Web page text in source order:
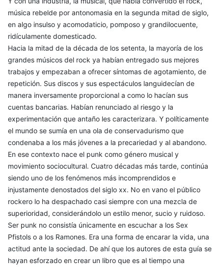
música rebelde por antonomasia en la segunda mitad de siglo,
en algo insulso y acomodaticio, pomposo y grandilocuente,
ridículamente domesticado.
Hacia la mitad de la década de los setenta, la mayoría de los
grandes músicos del rock ya habían entregado sus mejores
trabajos y empezaban a ofrecer síntomas de agotamiento, de
repetición. Sus discos y sus espectáculos languidecían de
manera inversamente proporcional a como lo hacían sus
cuentas bancarias. Habían renunciado al riesgo y la
experimentación que antaño les caracterizara. Y políticamente
el mundo se sumía en una ola de conservadurismo que
condenaba a los más jóvenes a la precariedad y al abandono.
En ese contexto nace el punk como género musical y
movimiento sociocultural. Cuatro décadas más tarde, continúa
siendo uno de los fenómenos más incomprendidos e
injustamente denostados del siglo xx. No en vano el público
rockero lo ha despachado casi siempre con una mezcla de
superioridad, considerándolo un estilo menor, sucio y ruidoso.
Ser punk no consistía únicamente en escuchar a los Sex
Pfistols o a los Ramones. Era una forma de encarar la vida, una
actitud ante la sociedad. De ahí que los autores de esta guía se
hayan esforzado en crear un libro que es al tiempo una